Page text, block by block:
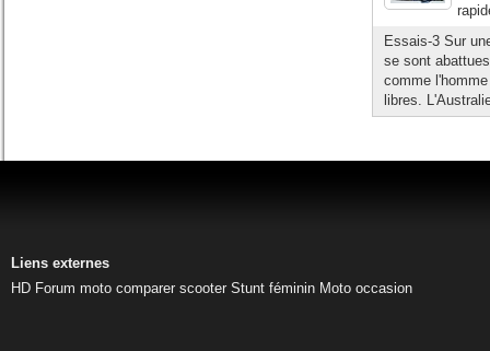
Essais-3 Sur
se sont
comme
libres.
Liens externes
HD Forum moto comparer scooter Stunt féminin Moto occasion